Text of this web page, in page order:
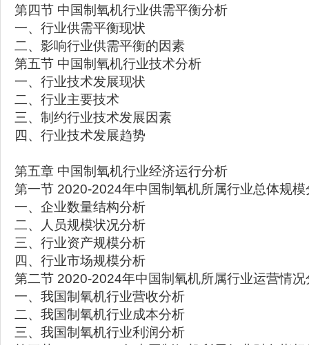
第四节 中国制氧机行业供需平衡分析
一、行业供需平衡现状
二、影响行业供需平衡的因素
第五节 中国制氧机行业技术分析
一、行业技术发展现状
二、行业主要技术
三、制约行业技术发展因素
四、行业技术发展趋势
第五章 中国制氧机行业经济运行分析
第一节 2020-2024年中国制氧机所属行业总体规模
一、企业数量结构分析
二、人员规模状况分析
三、行业资产规模分析
四、行业市场规模分析
第二节 2020-2024年中国制氧机所属行业运营情况
一、我国制氧机行业营收分析
二、我国制氧机行业成本分析
三、我国制氧机行业利润分析